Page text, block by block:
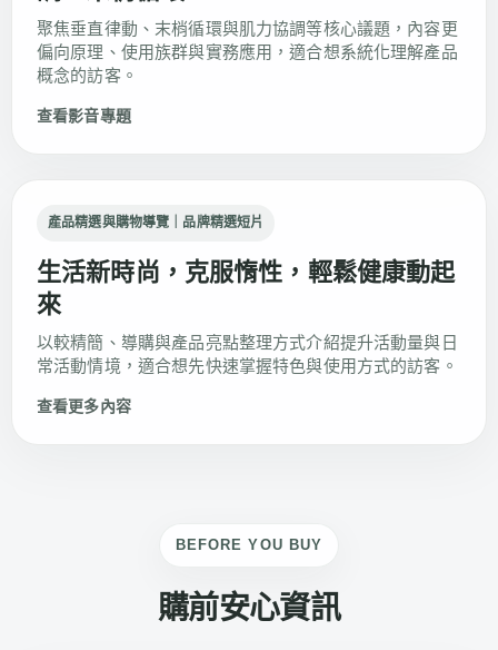
聚焦垂直律動、末梢循環與肌力協調等核心議題，內容更
偏向原理、使用族群與實務應用，適合想系統化理解產品
概念的訪客。
查看影音專題
產品精選與購物導覽｜品牌精選短片
生活新時尚，克服惰性，輕鬆健康動起
來
以較精簡、導購與產品亮點整理方式介紹提升活動量與日
常活動情境，適合想先快速掌握特色與使用方式的訪客。
查看更多內容
BEFORE YOU BUY
購前安心資訊